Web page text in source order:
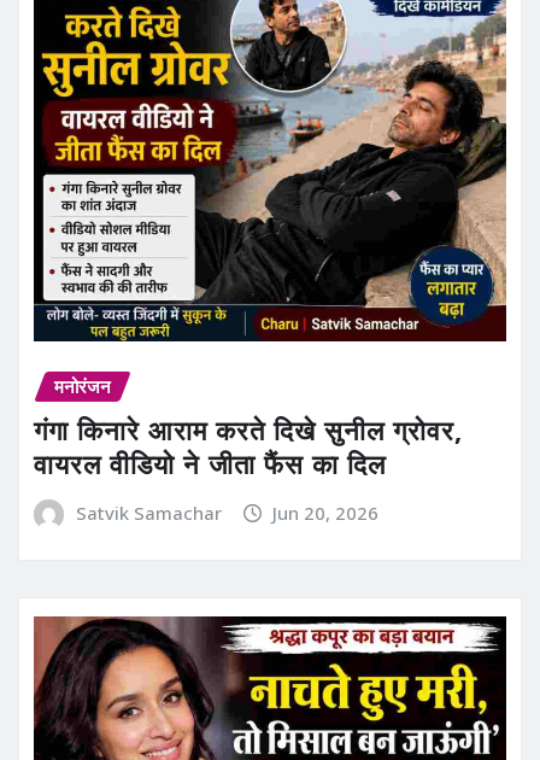
मनोरंजन
गंगा किनारे आराम करते दिखे सुनील ग्रोवर,
वायरल वीडियो ने जीता फैंस का दिल
Satvik Samachar Jun 20, 2026